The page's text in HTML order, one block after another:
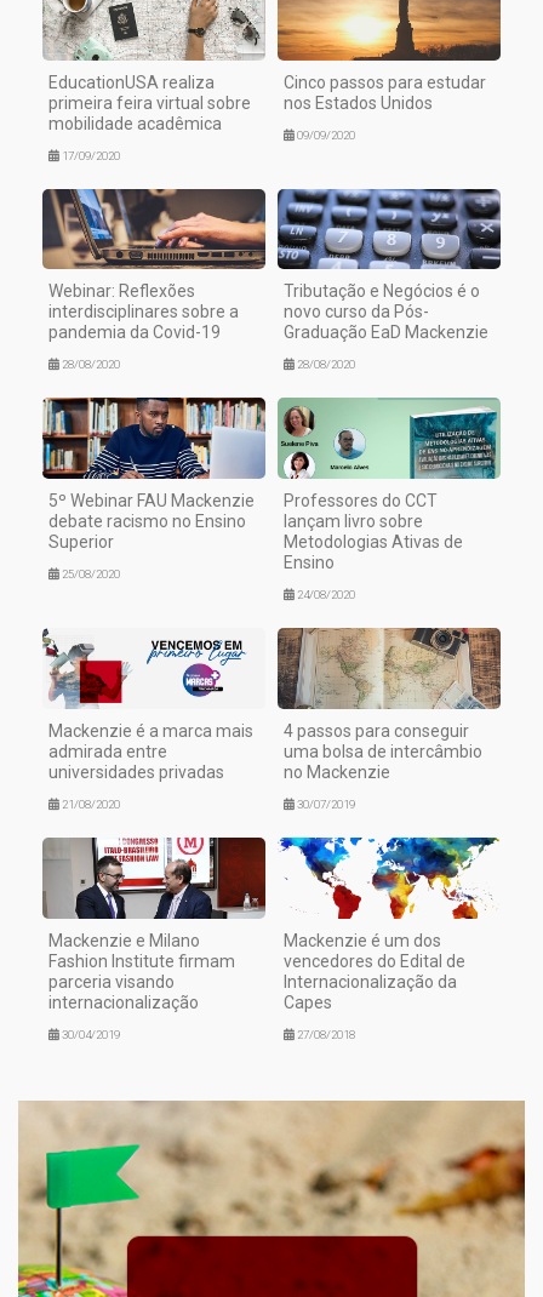
EducationUSA realiza
primeira feira virtual sobre
mobilidade acadêmica
17/09/2020
Cinco passos para estudar
nos Estados Unidos
09/09/2020
Webinar: Reflexões
interdisciplinares sobre a
pandemia da Covid-19
28/08/2020
Tributação e Negócios é o
novo curso da Pós-
Graduação EaD Mackenzie
28/08/2020
5º Webinar FAU Mackenzie
debate racismo no Ensino
Superior
25/08/2020
Professores do CCT
lançam livro sobre
Metodologias Ativas de
Ensino
24/08/2020
Mackenzie é a marca mais
admirada entre
universidades privadas
21/08/2020
4 passos para conseguir
uma bolsa de intercâmbio
no Mackenzie
30/07/2019
Mackenzie e Milano
Fashion Institute firmam
parceria visando
internacionalização
30/04/2019
Mackenzie é um dos
vencedores do Edital de
Internacionalização da
Capes
27/08/2018